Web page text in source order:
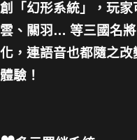
創「幻形系統」，玩
雲、關羽… 等三國名
化，連語音也都隨之
體驗！